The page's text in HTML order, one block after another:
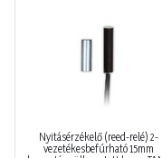
kapcs.táv süllyesztett barna
ALARM